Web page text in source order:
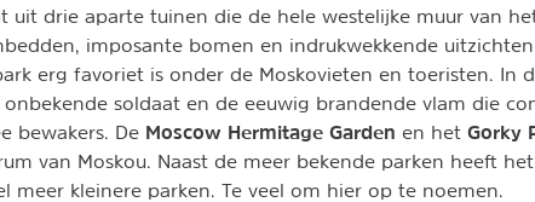
uit drie aparte tuinen die de hele westelijke muur van
imposante bomen en indrukwekkende
erg favoriet is onder de Moskovieten en toeristen. In
soldaat en de eeuwig brandende vlam die
bewakers. De Moscow Hermitage Garden en het Gorky
van Moskou. Naast de meer bekende parken heeft
meer kleinere parken. Te veel om hier op te noemen.